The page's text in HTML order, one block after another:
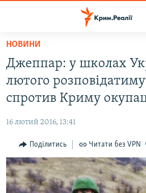
Перейти
основного
матеріалу
до
основної
Перейти
до
пошуку
ВОДА.КРИМ
ВІДЕО ТА ФОТО
БЛОГИ
ПОГЛЯД
ІНТЕРВ'Ю
ВСЕ ЗА ДЕНЬ
НОВИНИ
Джеппар: у школах
лютого
спротив Криму
16 лютий 2016, 13:41
Поділитись Читати без VPN